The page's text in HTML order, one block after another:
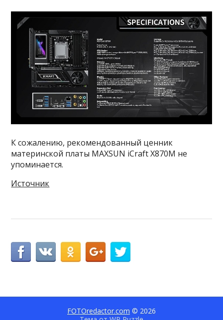
К сожалению, рекомендованный ценник
материнской платы MAXSUN iCraft X870M не
упоминается.
Источник
FOTOredactor.com © 2026